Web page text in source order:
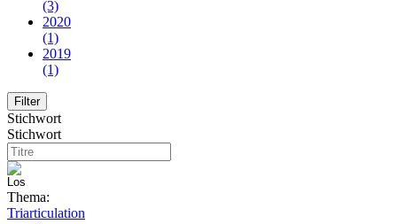
(3)
2020
(1)
2019
(1)
Stichwort
Stichwort
Thema:
Triarticulation